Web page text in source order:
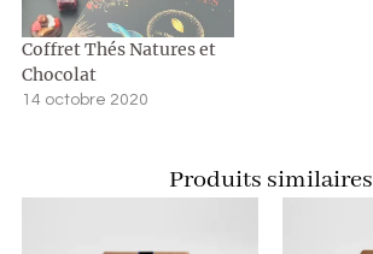
Coffret Thés Natures et
Chocolat
14 octobre 2020
Produits similaires